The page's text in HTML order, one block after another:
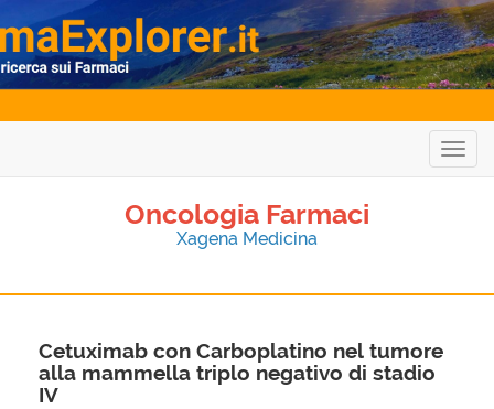
Oncologia Farmaci
Xagena Medicina
Cetuximab con Carboplatino nel tumore
alla mammella triplo negativo di stadio
IV